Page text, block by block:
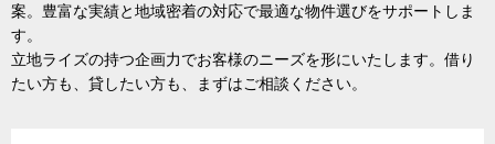
案。豊富な実績と地域密着の対応で最適な物件選びをサポートしま
す。
立地ライズの持つ企画力でお客様のニーズを形にいたします。借り
たい方も、貸したい方も、まずはご相談ください。